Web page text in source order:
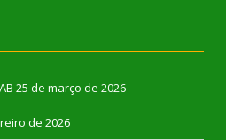
25 de março de 2026
de 2026